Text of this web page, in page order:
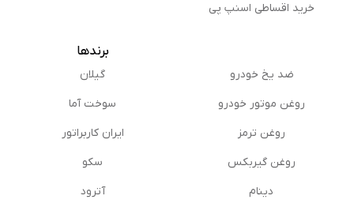
خرید اقساطی اسنپ پی
ضد یخ خودرو
روغن موتور خودرو
روغن ترمز
روغن گیربكس
دینام
برندها
گیلان
سوخت آما
ایران کاربراتور
سکو
آترود